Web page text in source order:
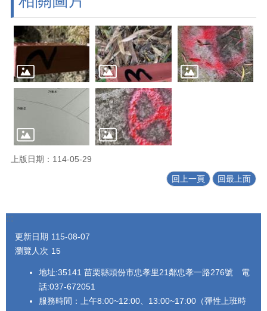
上版日期：114-05-29
回上一頁 回最上面
:::
更新日期 115-08-07
瀏覽人次 15
地址:35141 苗栗縣頭份市忠孝里21鄰忠孝一路276號 電
話:037-672051
服務時間：上午8:00~12:00、13:00~17:00（彈性上班時